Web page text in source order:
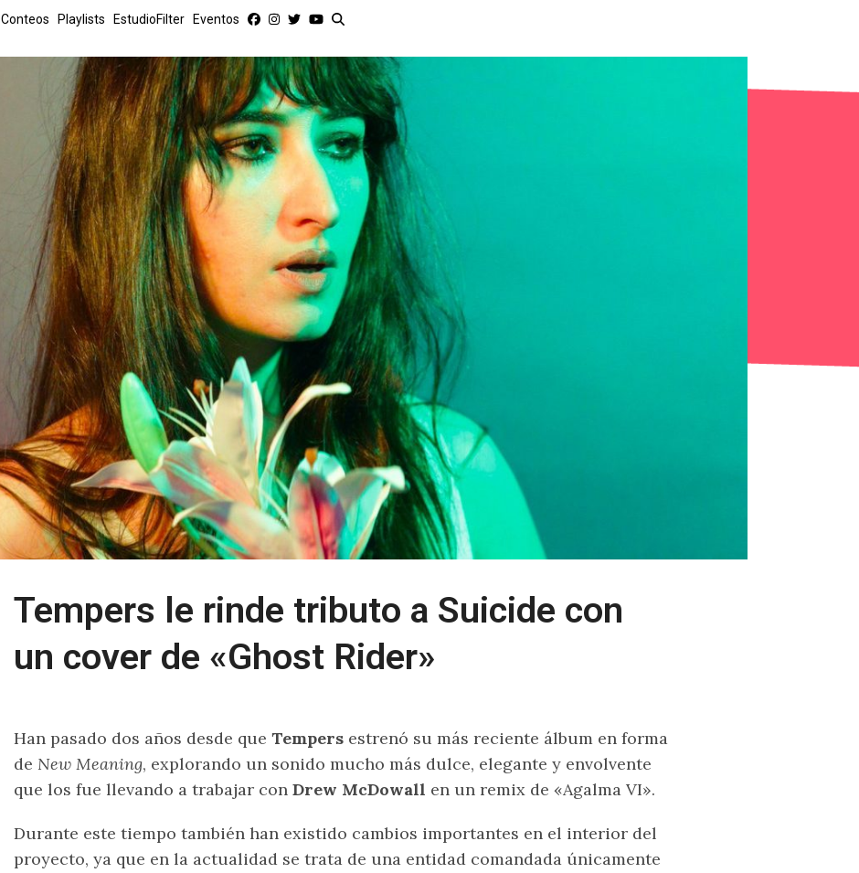
Conteos Playlists EstudioFilter Eventos
Tempers le rinde tributo a Suicide con
un cover de «Ghost Rider»
Han pasado dos años desde que Tempers estrenó su más reciente álbum en forma
de New Meaning, explorando un sonido mucho más dulce, elegante y envolvente
que los fue llevando a trabajar con Drew McDowall en un remix de «Agalma VI».
Durante este tiempo también han existido cambios importantes en el interior del
proyecto, ya que en la actualidad se trata de una entidad comandada únicamente